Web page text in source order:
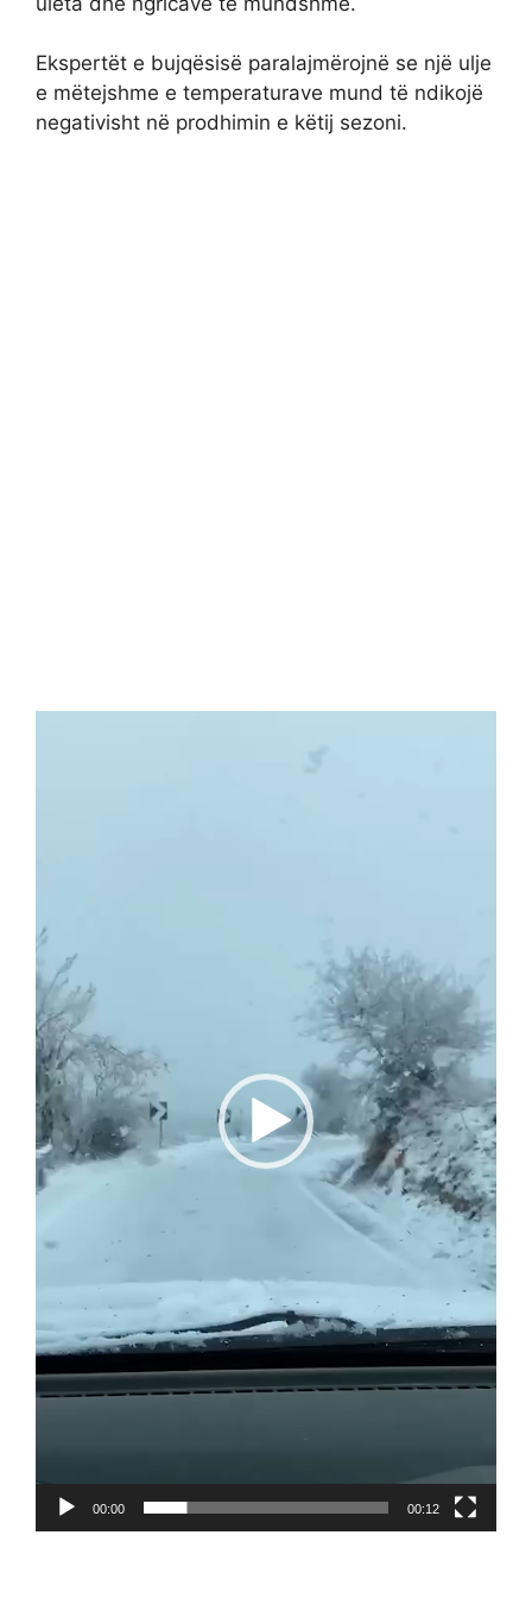
Ekspertët e bujqësisë paralajmërojnë se një ulje
e mëtejshme e temperaturave mund të ndikojë
negativisht në prodhimin e këtij sezoni.
00:00 00:12